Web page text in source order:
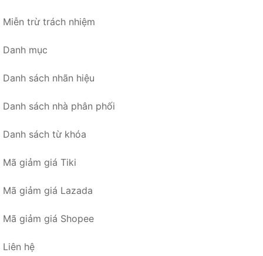
Miễn trừ trách nhiệm
Danh mục
Danh sách nhãn hiệu
Danh sách nhà phân phối
Danh sách từ khóa
Mã giảm giá Tiki
Mã giảm giá Lazada
Mã giảm giá Shopee
Liên hệ